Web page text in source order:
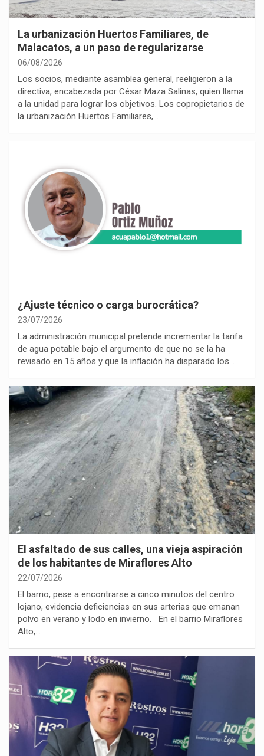
La urbanización Huertos Familiares, de
Malacatos, a un paso de regularizarse
06/08/2026
Los socios, mediante asamblea general, reeligieron a la
directiva, encabezada por César Maza Salinas, quien llama
a la unidad para lograr los objetivos. Los copropietarios de
la urbanización Huertos Familiares,…
¿Ajuste técnico o carga burocrática?
23/07/2026
La administración municipal pretende incrementar la tarifa
de agua potable bajo el argumento de que no se la ha
revisado en 15 años y que la inflación ha disparado los…
El asfaltado de sus calles, una vieja aspiración
de los habitantes de Miraflores Alto
22/07/2026
El barrio, pese a encontrarse a cinco minutos del centro
lojano, evidencia deficiencias en sus arterias que emanan
polvo en verano y lodo en invierno. En el barrio Miraflores
Alto,…